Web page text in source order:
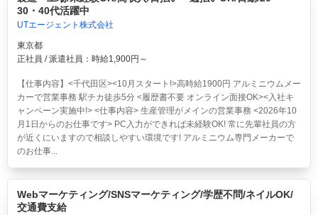
30・40代活躍中
UTエージェント株式会社
東京都
正社員 / 派遣社員：時給1,900円～
【仕事内容】<千代田区><10月スタート!>高時給1900円 アルミニウムメー
カーで営業事務 駅チカ徒歩5分 <履歴書不要 オンライン面接OK><入社キ
ャンペーン実施中!> <仕事内容> 生産管理がメインの営業事務 <2026年10
月1日からのお仕事です> PC入力ができれば未経験OK! 常に先輩社員の方
が近くにいますので相談しやすい環境です! アルミニウム専門メーカーで
のお仕事...
Webマーケティング/SNSマーケティング/学歴不問/ネイルOK/
交通費支給